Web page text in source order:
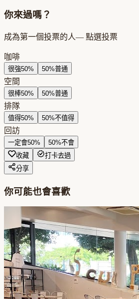
你來過嗎？
成為第一個投票的人— 點選投票
咖啡
很強50% 50%普通
空間
很棒50% 50%普通
排隊
值得50% 50%不值得
回訪
一定會50% 50%不會
收藏
打卡去過
分享
你可能也會喜歡